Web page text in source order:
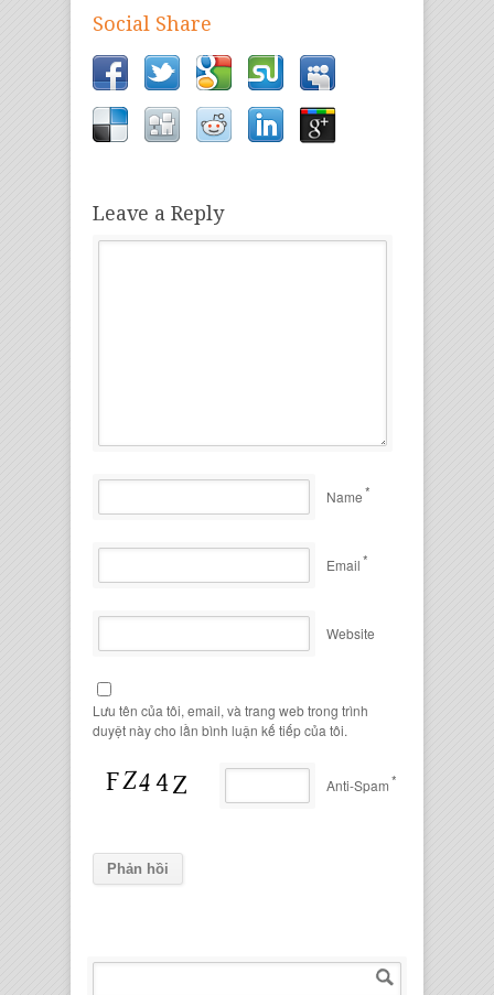
Social Share
Leave a Reply
Name*
Email*
Website
Lưu tên của tôi, email, và trang web trong trình
duyệt này cho lần bình luận kế tiếp của tôi.
Anti-Spam*